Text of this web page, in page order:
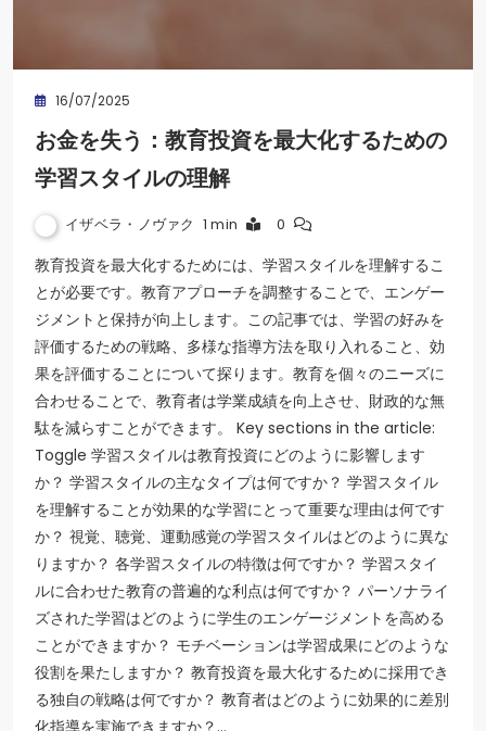
16/07/2025
お金を失う：教育投資を最大化するための
学習スタイルの理解
イザベラ・ノヴァク 1 min 0
教育投資を最大化するためには、学習スタイルを理解するこ
とが必要です。教育アプローチを調整することで、エンゲー
ジメントと保持が向上します。この記事では、学習の好みを
評価するための戦略、多様な指導方法を取り入れること、効
果を評価することについて探ります。教育を個々のニーズに
合わせることで、教育者は学業成績を向上させ、財政的な無
駄を減らすことができます。 Key sections in the article:
Toggle 学習スタイルは教育投資にどのように影響します
か？ 学習スタイルの主なタイプは何ですか？ 学習スタイル
を理解することが効果的な学習にとって重要な理由は何です
か？ 視覚、聴覚、運動感覚の学習スタイルはどのように異な
りますか？ 各学習スタイルの特徴は何ですか？ 学習スタイ
ルに合わせた教育の普遍的な利点は何ですか？ パーソナライ
ズされた学習はどのように学生のエンゲージメントを高める
ことができますか？ モチベーションは学習成果にどのような
役割を果たしますか？ 教育投資を最大化するために採用でき
る独自の戦略は何ですか？ 教育者はどのように効果的に差別